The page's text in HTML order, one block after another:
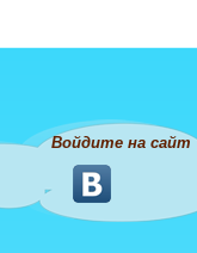
Войдите на сайт